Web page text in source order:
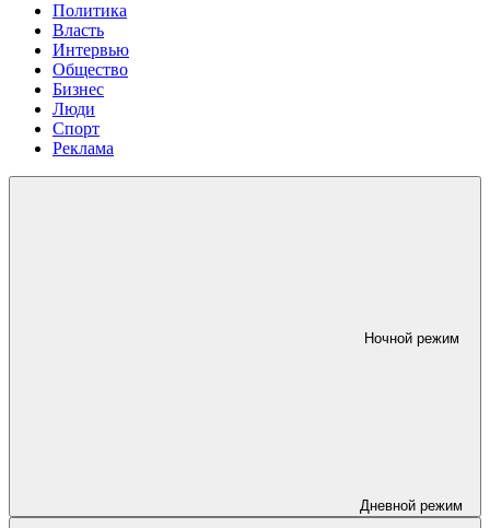
Политика
Власть
Интервью
Общество
Бизнес
Люди
Спорт
Реклама
Ночной режим
Дневной режим